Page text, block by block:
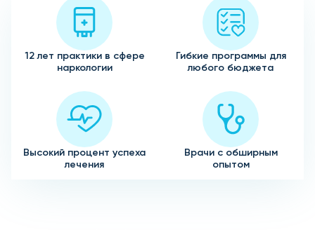
12 лет практики в сфере
наркологии
Гибкие программы для
любого бюджета
Высокий процент успеха
лечения
Врачи с обширным
опытом